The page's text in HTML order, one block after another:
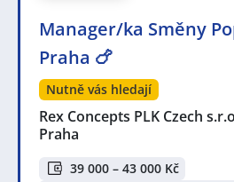
Manager/ka Směny
Praha 🍗
Nutně vás hledají
Rex Concepts PLK Czech
Praha
39 000 – 43 000 Kč